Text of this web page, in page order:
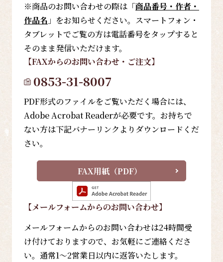
※商品のお問い合わせの際は「商品番号・作者・
作品名 」をお知らせください。スマートフォン・
タブレットでご覧の方は電話番号をタップすると
そのまま発信いただけます。
【FAXからのお問い合わせ・ご注文】
0853-31-8007
PDF形式のファイルをご覧いただく場合には、
Adobe Acrobat Readerが必要です。お持ちで
ない方は下記バナーリンクよりダウンロードくだ
さい。
FAX用紙（PDF）
【メールフォームからのお問い合わせ】
メールフォームからのお問い合わせは24時間受
け付けておりますので、お気軽にご連絡くださ
い。通常1～2営業日以内に返答いたします。